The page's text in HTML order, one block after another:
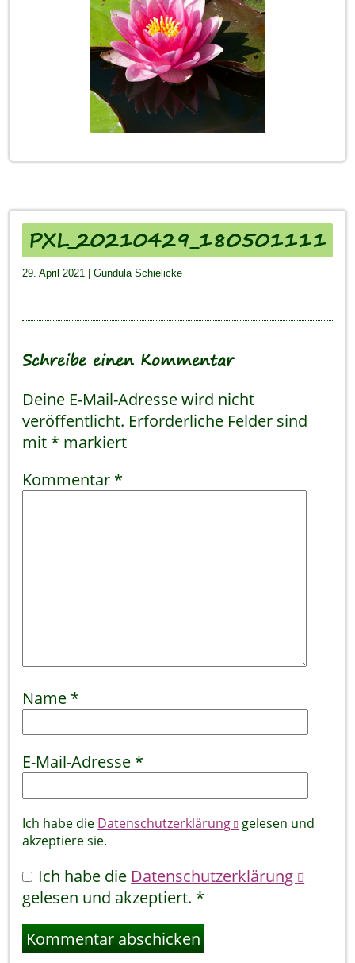
PXL_20210429_180501111
29. April 2021 |Gundula Schielicke
Schreibe einen Kommentar
Deine E-Mail-Adresse wird nicht
veröffentlicht. Erforderliche Felder sind
mit * markiert
Kommentar *
Name *
E-Mail-Adresse *
Ich habe die Datenschutzerklärung
gelesen und
akzeptiere sie.
Ich habe die Datenschutzerklärung
gelesen und akzeptiert. *